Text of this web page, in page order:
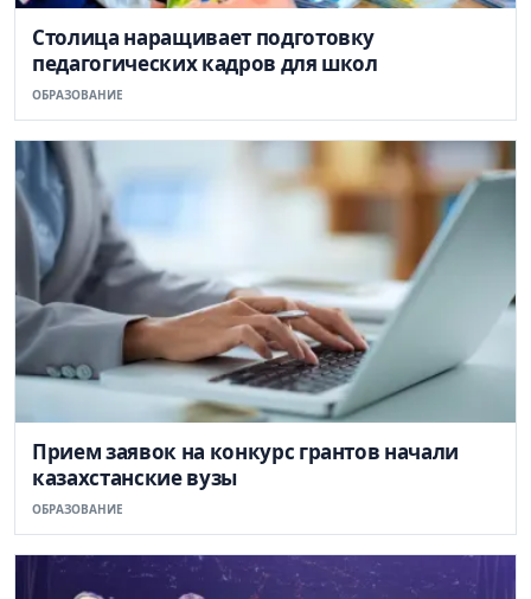
Столица наращивает подготовку
педагогических кадров для школ
ОБРАЗОВАНИЕ
Прием заявок на конкурс грантов начали
казахстанские вузы
ОБРАЗОВАНИЕ